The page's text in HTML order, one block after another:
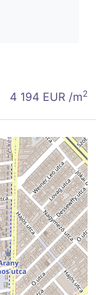
4 194 EUR /m2